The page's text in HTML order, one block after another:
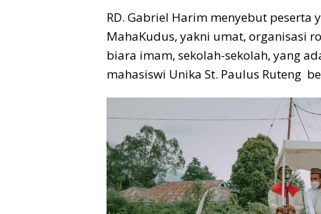
RD. Gabriel Harim menyebut
MahaKudus, yakni umat, organisasi
biara imam, sekolah-sekolah, yang
mahasiswi Unika St. Paulus Ruteng